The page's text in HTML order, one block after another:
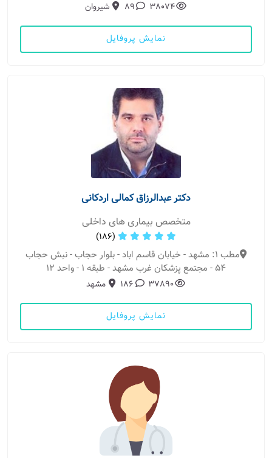
38074
89 شیروان
نمایش پروفایل
دکتر عبدالرزاق کمالی اردکانی
متخصص بیماری های داخلی
(186)
مطب 1: مشهد - خیابان قاسم اباد - بلوار حجاب - نبش حجاب
54 - مجتمع پزشکان غرب مشهد - طبقه 1 - واحد 12
37890
186 مشهد
نمایش پروفایل